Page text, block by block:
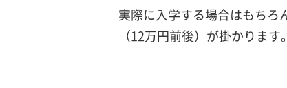
実際に入学する場合はもちろ
（12万円前後）が掛かります。